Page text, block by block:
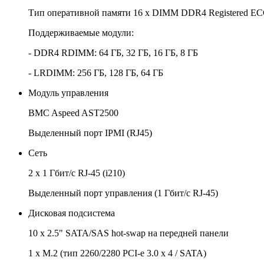
Тип оперативной памяти 16 x DIMM DDR4 Registered
Поддерживаемые модули:
- DDR4 RDIMM: 64 ГБ, 32 ГБ, 16 ГБ, 8 ГБ
- LRDIMM: 256 ГБ, 128 ГБ, 64 ГБ
Модуль управления
BMC Aspeed AST2500
Выделенный порт IPMI (RJ45)
Сеть
2 х 1 Гбит/с RJ-45 (i210)
Выделенный порт управления (1 Гбит/с RJ-45)
Дисковая подсистема
10 х 2.5" SATA/SAS hot-swap на передней панели
1 x M.2 (тип 2260/2280 PCI-e 3.0 x 4 / SATA)